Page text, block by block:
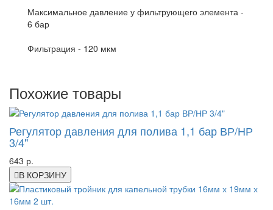
Максимальное давление у фильтрующего элемента -
6 бар
Фильтрация - 120 мкм
Похожие товары
Регулятор давления для полива 1,1 бар ВР/НР
3/4"
643 р.
В КОРЗИНУ